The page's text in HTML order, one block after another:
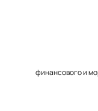
финансового и